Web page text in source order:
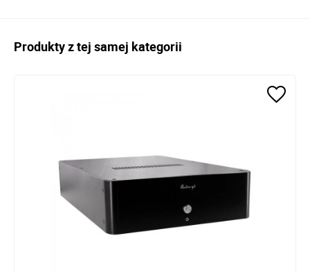
Produkty z tej samej kategorii